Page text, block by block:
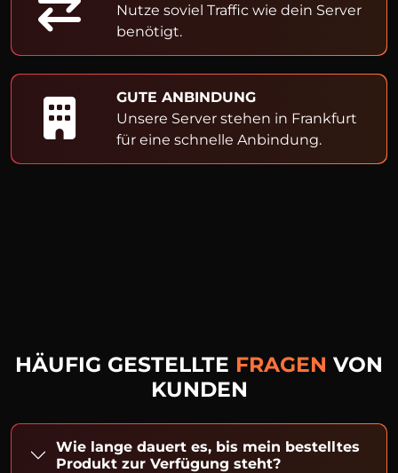
Nutze soviel Traffic wie dein Server
benötigt.
GUTE ANBINDUNG
Unsere Server stehen in Frankfurt
für eine schnelle Anbindung.
HÄUFIG GESTELLTE FRAGEN VON
KUNDEN
Wie lange dauert es, bis mein bestelltes
Produkt zur Verfügung steht?